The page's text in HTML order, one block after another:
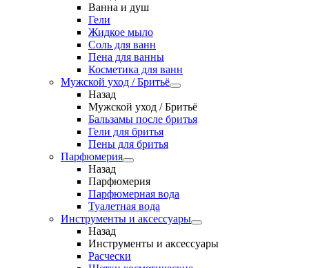
Ванна и душ
Гели
Жидкое мыло
Соль для ванн
Пена для ванны
Косметика для ванн
Мужской уход / Бритьё
Назад
Мужской уход / Бритьё
Бальзамы после бритья
Гели для бритья
Пены для бритья
Парфюмерия
Назад
Парфюмерия
Парфюмерная вода
Туалетная вода
Инструменты и аксессуары
Назад
Инструменты и аксессуары
Расчески